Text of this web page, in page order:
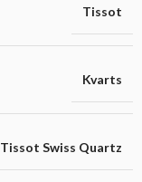
Tissot
Kvarts
Tissot Swiss Quartz